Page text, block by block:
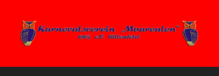
springen